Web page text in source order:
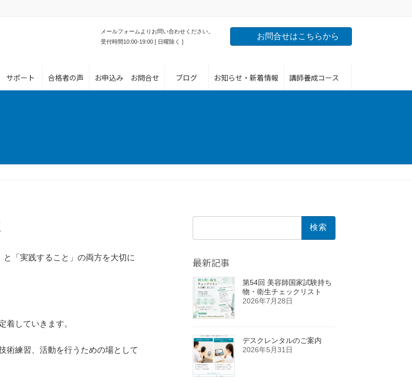
メールフォームよりお問い合わせください。
受付時間10:00-19:00 [ 日曜除く ]
お問合せはこちらから
サポート 合格者の声 お申込み お問合せ ブログ お知らせ・新着情報 講師養成コース
「実践すること」の両方を大切に
着していきます。
術練習、活動を行うための場として
最新記事
第54回 美容師国家試験持ち
物・衛生チェックリスト
2026年7月28日
デスクレンタルのご案内
2026年5月31日